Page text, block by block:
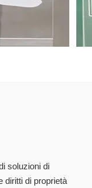
soluzioni di
diritti di proprietà